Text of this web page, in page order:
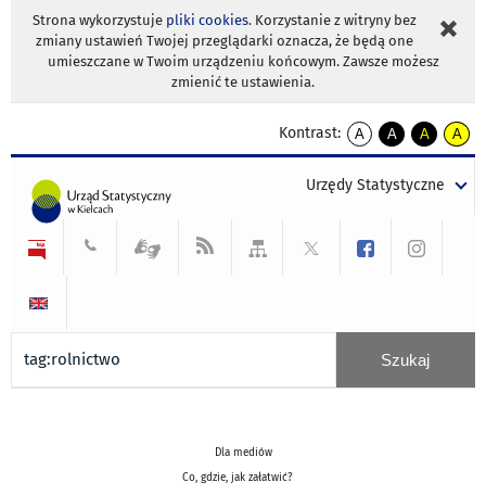
Strona wykorzystuje pliki cookies. Korzystanie z witryny bez
zmiany ustawień Twojej przeglądarki oznacza, że będą one
umieszczane w Twoim urządzeniu końcowym. Zawsze możesz
zmienić te ustawienia.
Kontrast:
A
kontrast
A
kontrast
tekst
czarnym
A
kontrast
tekst
czarnym
A
tekst
żółtym
Urzędy Statystyczne
Dla mediów
Co, gdzie, jak załatwić?